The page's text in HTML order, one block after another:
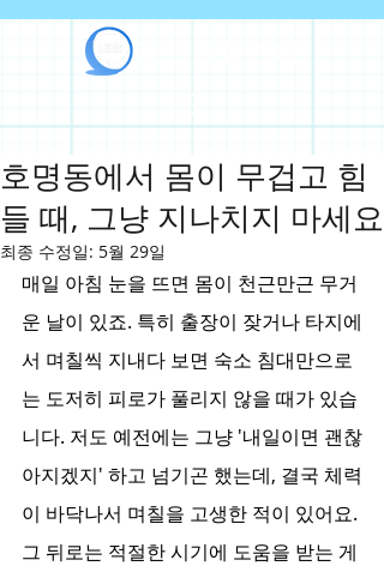
호명동에서 몸이 무겁고 힘
들 때, 그냥 지나치지 마세요
최종 수정일: 5월 29일
매일 아침 눈을 뜨면 몸이 천근만근 무거
운 날이 있죠. 특히 출장이 잦거나 타지에
서 며칠씩 지내다 보면 숙소 침대만으로
는 도저히 피로가 풀리지 않을 때가 있습
니다. 저도 예전에는 그냥 '내일이면 괜찮
아지겠지' 하고 넘기곤 했는데, 결국 체력
이 바닥나서 며칠을 고생한 적이 있어요.
그 뒤로는 적절한 시기에 도움을 받는 게